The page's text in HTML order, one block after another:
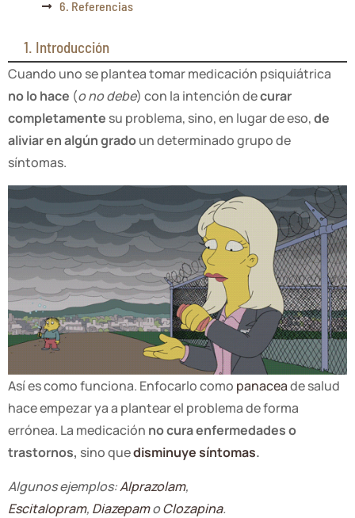
6. Referencias
1. Introducción
Cuando uno se plantea tomar medicación psiquiátrica
no lo hace (o no debe) con la intención decurar
completamente su problema, sino, en lugar de eso,de
aliviar en algún gradoun determinado grupo de
síntomas.
Así es como funciona. Enfocarlo como panaceade salud
hace empezar ya a plantear el problema de forma
errónea. La medicación no cura enfermedades o
trastornos, sino quedisminuye síntomas.
Algunos ejemplos:Alprazolam,
Escitalopram, DiazepamoClozapina.